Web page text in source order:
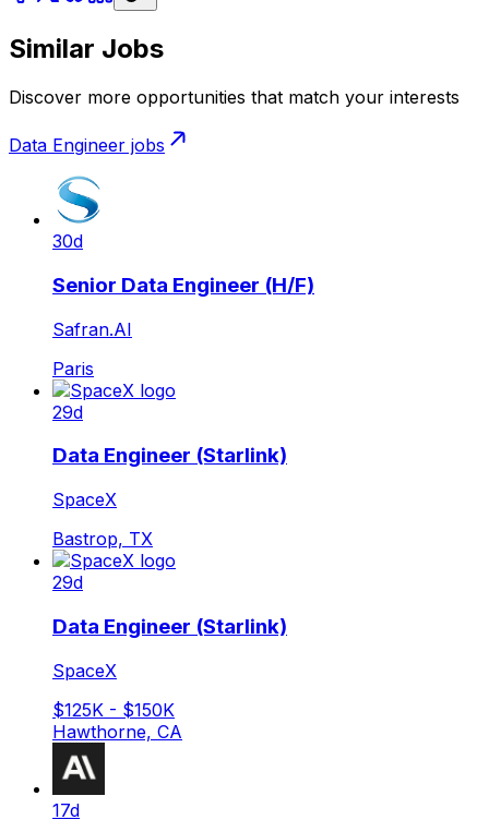
Similar Jobs
Discover more opportunities that match your interests
Data Engineer jobs
30d
Senior Data Engineer (H/F)
Safran.AI
Paris
29d
Data Engineer (Starlink)
SpaceX
Bastrop, TX
29d
Data Engineer (Starlink)
SpaceX
$125K - $150K
Hawthorne, CA
17d